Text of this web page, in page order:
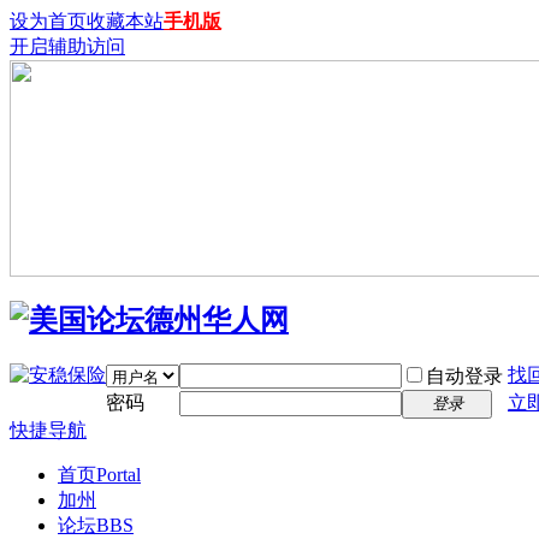
设为首页收藏本站手机版
开启辅助访问
自动登录 找
密码
登录
立
快捷导航
首页Portal
加州
论坛BBS